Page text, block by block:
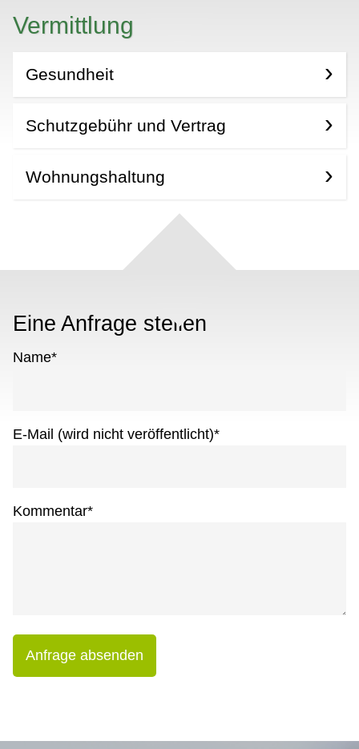
Vermittlung
Gesundheit
Schutzgebühr und Vertrag
Wohnungshaltung
Eine Anfrage stellen
Name*
E-Mail (wird nicht veröffentlicht)*
Kommentar*
Anfrage absenden